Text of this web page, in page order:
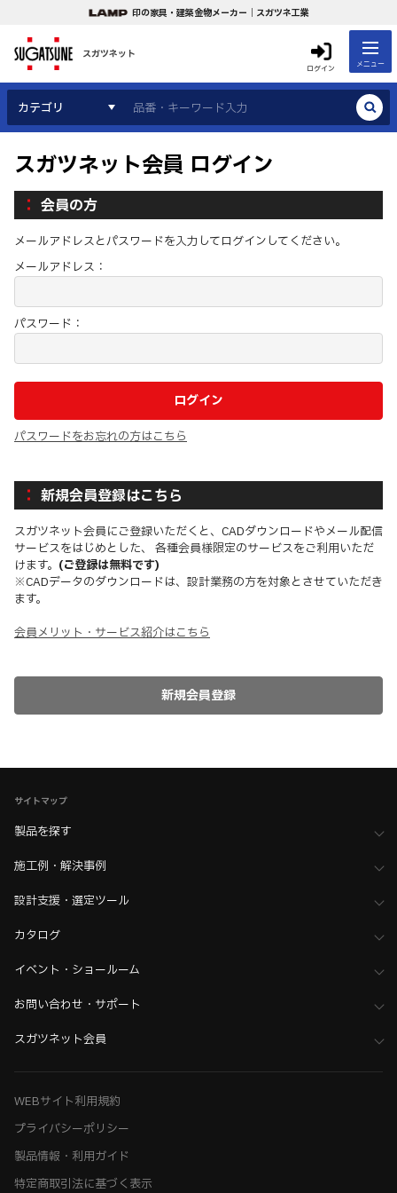
印の家具・建築金物メーカー｜スガツネ工業
スガツネット
ログイン メニュー
カテゴリ
スガツネット会員 ログイン
会員の方
メールアドレスとパスワードを入力してログインしてください。
メールアドレス：
パスワード：
パスワードをお忘れの方はこちら
新規会員登録はこちら
スガツネット会員にご登録いただくと、CADダウンロードやメール配信
サービスをはじめとした、 各種会員様限定のサービスをご利用いただ
けます。 (ご登録は無料です)
※CADデータのダウンロードは、設計業務の方を対象とさせていただき
ます。
会員メリット・サービス紹介はこちら
サイトマップ
製品を探す
施工例・解決事例
設計支援・選定ツール
カタログ
イベント・ショールーム
お問い合わせ・サポート
スガツネット会員
WEBサイト利用規約
プライバシーポリシー
製品情報・利用ガイド
特定商取引法に基づく表示